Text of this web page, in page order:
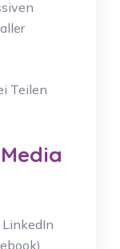
Teilen
LinkedIn